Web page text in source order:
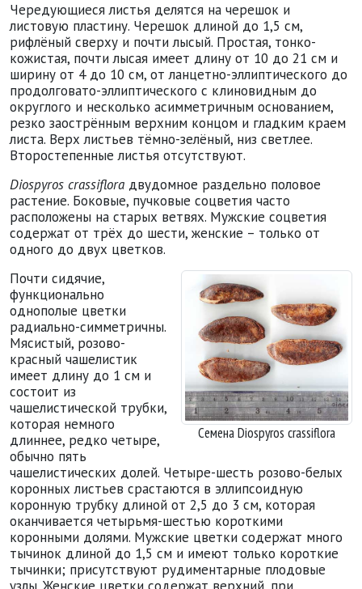
Чередующиеся листья делятся на черешок и
листовую пластину. Черешок длиной до 1,5 см,
рифлёный сверху и почти лысый. Простая, тонко-
кожистая, почти лысая имеет длину от 10 до 21 см и
ширину от 4 до 10 см, от ланцетно-эллиптического до
продолговато-эллиптического с клиновидным до
округлого и несколько асимметричным основанием,
резко заострённым верхним концом и гладким краем
листа. Верх листьев тёмно-зелёный, низ светлее.
Второстепенные листья отсутствуют.
Diospyros crassiflora двудомное раздельно половое
растение. Боковые, пучковые соцветия часто
расположены на старых ветвях. Мужские соцветия
содержат от трёх до шести, женские – только от
одного до двух цветков.
Семена Diospyros crassiflora
Почти сидячие,
функционально
однополые цветки
радиально-симметричны.
Мясистый, розово-
красный чашелистик
имеет длину до 1 см и
состоит из
чашелистической трубки,
которая немного
длиннее, редко четыре,
обычно пять
чашелистических долей. Четыре-шесть розово-белых
коронных листьев срастаются в эллипсоидную
коронную трубку длиной от 2,5 до 3 см, которая
оканчивается четырьмя-шестью короткими
коронными долями. Мужские цветки содержат много
тычинок длиной до 1,5 см и имеют только короткие
тычинки; присутствуют рудиментарные плодовые